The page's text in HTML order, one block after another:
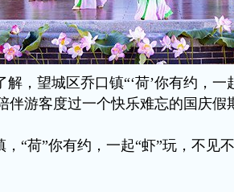
解，望城区乔口镇“‘荷’你有约，一
伴游客度过一个快乐难忘的国庆假
，“荷”你有约，一起“虾”玩，不见